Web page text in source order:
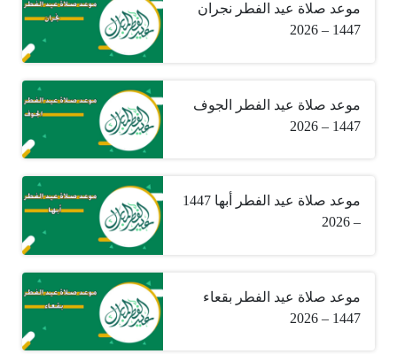
موعد صلاة عيد الفطر نجران
1447 – 2026
موعد صلاة عيد الفطر الجوف
1447 – 2026
موعد صلاة عيد الفطر أبها 1447
– 2026
موعد صلاة عيد الفطر بقعاء
1447 – 2026